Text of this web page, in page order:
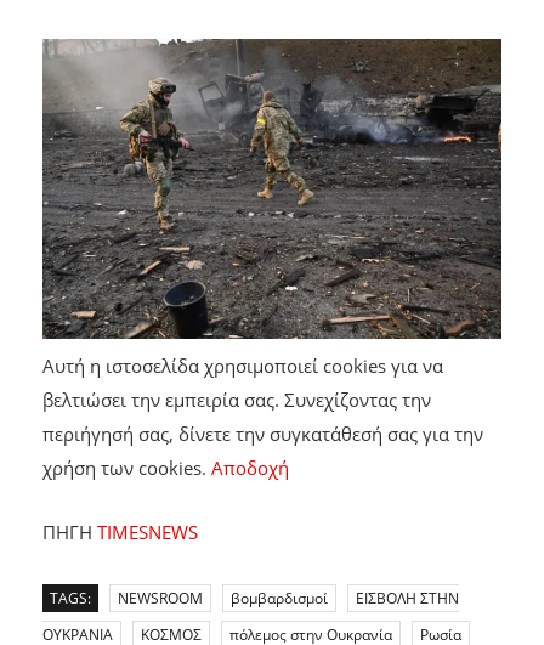
Αυτή η ιστοσελίδα χρησιμοποιεί cookies για να
βελτιώσει την εμπειρία σας. Συνεχίζοντας την
περιήγησή σας, δίνετε την συγκατάθεσή σας για την
χρήση των cookies. Aποδοχή
ΠΗΓΗ TIMESNEWS
TAGS: NEWSROOM βομβαρδισμοί
ΕΙΣΒΟΛΗ ΣΤΗΝ
ΟΥΚΡΑΝΙΑ
ΚΟΣΜΟΣ πόλεμος στην Ουκρανία Ρωσία